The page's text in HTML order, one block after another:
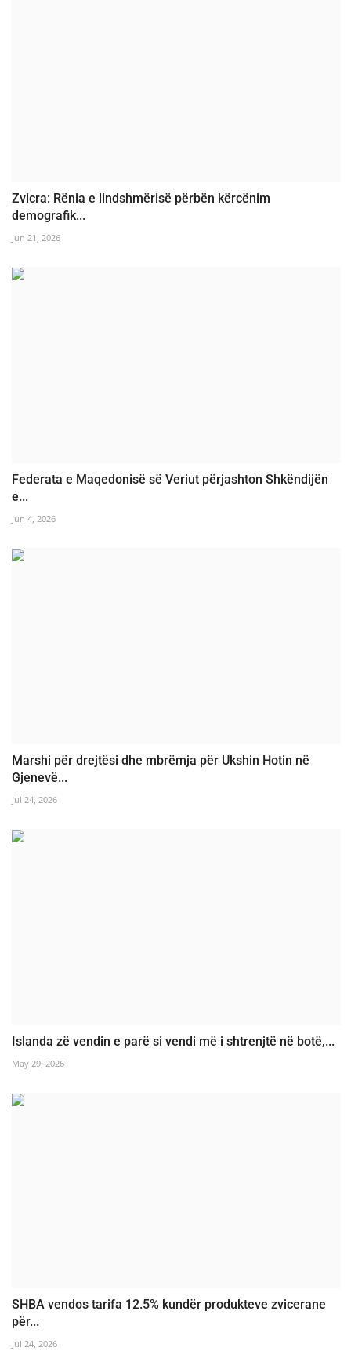
Zvicra: Rënia e lindshmërisë përbën kërcënim
demografik...
Jun 21, 2026
Federata e Maqedonisë së Veriut përjashton Shkëndijën
e...
Jun 4, 2026
Marshi për drejtësi dhe mbrëmja për Ukshin Hotin në
Gjenevë...
Jul 24, 2026
Islanda zë vendin e parë si vendi më i shtrenjtë në botë,...
May 29, 2026
SHBA vendos tarifa 12.5% kundër produkteve zvicerane
për...
Jul 24, 2026